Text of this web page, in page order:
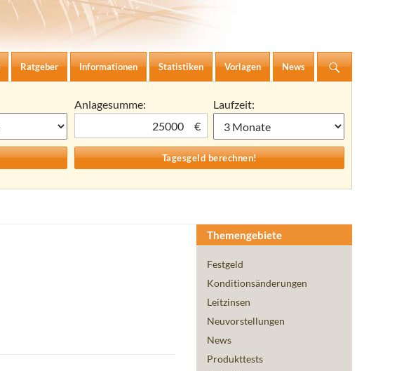
Ratgeber Informationen Statistiken Vorlagen News
Anlagesumme:
€
Laufzeit:
Themengebiete
Festgeld
Konditionsänderungen
Leitzinsen
Neuvorstellungen
News
Produkttests